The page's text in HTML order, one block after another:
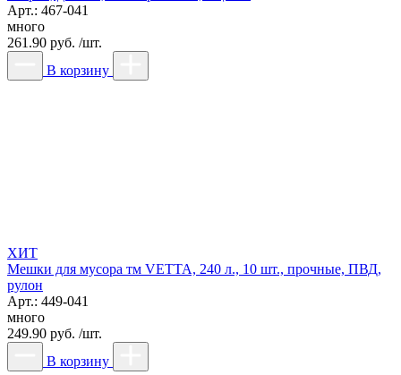
Арт.: 467-041
много
261.90 руб. /шт.
В корзину
ХИТ
Мешки для мусора тм VETTA, 240 л., 10 шт., прочные, ПВД,
рулон
Арт.: 449-041
много
249.90 руб. /шт.
В корзину